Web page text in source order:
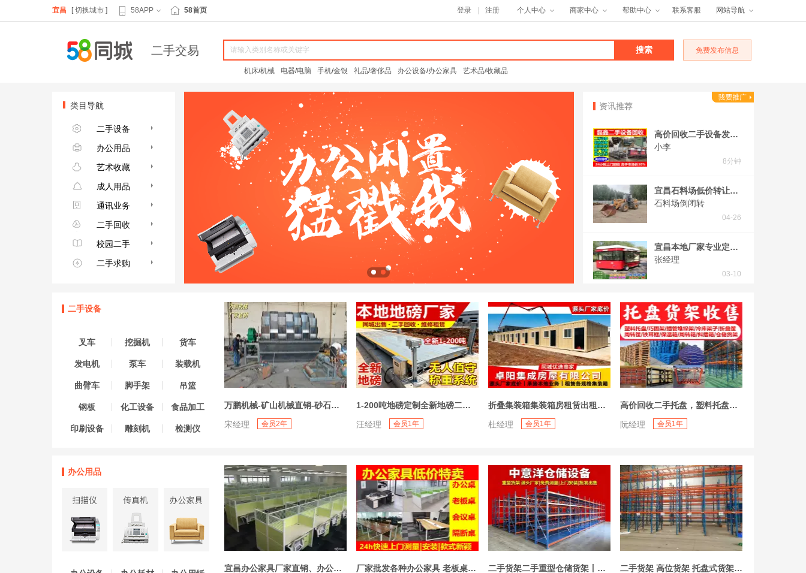
宜昌 [ 切换城市 ] 58APP 58首页 登录 注册 个人中心 商家中心 帮助中心 联系客服 网站导航
二手交易 免费发布信息
机床/机械 电器/电脑 手机/金银 礼品/奢侈品 办公设备/办公家具 艺术品/收藏品
类目导航
二手设备
办公用品
艺术收藏
成人用品
通讯业务
二手回收
校园二手
二手求购
资讯推荐
高价回收二手设备发电机变压器⭐旧机床废旧设备铜铁铝回收工厂设备整体打包
小李
8分钟
宜昌石料场低价转让个人50二手铲车柳工二手装载机龙工50个人二手装载机
石料场倒闭转
04-26
宜昌本地厂家专业定制三轮四轮多功能小吃车摆摊车炸串车熟食策划早餐车移动餐车美食车奶茶车冷饮车
张经理
03-10
二手缝纫机出售。机头、机架、配件齐全。可以直接使用。
张女**
3小时
「不论成色新旧」本地二手叉车回收柴油叉车回收电动叉车回收电动堆高车回收上门回收叉车电动叉车内燃叉车合力叉车杭州叉车回收回收丰田叉车回收林德叉车回收各种叉车回收铲
李女士
05-06
徐先生
工地停工急转个人二手挖掘机小松210
林经理
03-31
办公用品/设备
王生
二手设备
叉车 挖掘机 货车
发电机 泵车 装载机
曲臂车 脚手架 吊篮
钢板 化工设备 食品加工
印刷设备 雕刻机 检测仪
万鹏机械-矿山机械直销-砂石处理设备-筒筛、洗砂机、输送机，振动筛，移动破碎机，无轴筛沙机、脱水筛直销
宋经理
会员2年
1-200吨地磅定制全新地磅二手地磅电子汽车衡出售无人值守系统，二手地磅出售，全新地磅出售，地磅出租，地磅维修，地磅安装，皮带秤吊钩秤铲车秤，工业称重衡器
汪经理
会员1年
折叠集装箱集装箱房租赁出租出售工地临时住人集装箱房丨打包箱租售折叠集装箱房丨彩钢房活动板房移动厕所移动岗亭太空舱平板箱焊接箱丨集装箱宿舍活动房K式活动板
杜经理
会员1年
高价回收二手托盘，塑料托盘，木托盘，铁托盘，重型货架，高位货架，仓储货架，巧固架，塑料筐，斜插箱，保温箱，错位筐，地牛叉车，折叠筐，折叠围板箱，塑胶卡板，垫仓板
阮经理
会员1年
办公用品
宜昌办公家具厂家直销、办公桌椅、屏风卡位、老板桌、会议桌、工位桌
厂家批发各种办公家具 老板桌、会议桌、屏风隔断桌、前台桌翻转课桌等
二手货架二手重型仓储货架丨仓库货架物流货架超市货架丨板材式货架丨大型仓储货架丨高位货架重型货架丨快递货架汽配件货架丨阁楼货架丨横梁式货架
二手货架 高位货架 托盘式货架 家具板材货架